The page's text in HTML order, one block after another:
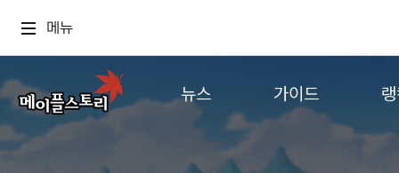
메뉴
뉴스
공지사항
가이드
게임정보